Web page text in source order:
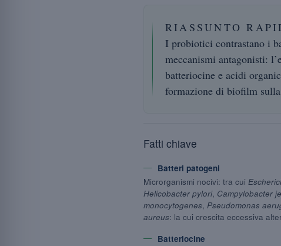
RIASSUNTO
I probiotici contrastano i
meccanismi antagonisti:
batteriocine e acidi
formazione di biofilm
Fatti chiave
Batteri patogeni
Microrganismi nocivi: tra cui
Helicobacter pylori, Campylobacter
monocytogenes, Pseudomonas
aureus: la cui crescita eccessiva
Batteriocine